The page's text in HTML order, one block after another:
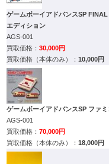
ゲームボーイアドバンスSP
エディション
AGS-001
30,000円
10,000円
ゲームボーイアドバンスSP ファ
AGS-001
70,000円
18,000円